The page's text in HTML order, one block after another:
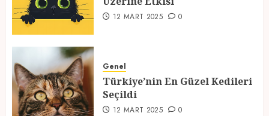
2
3
Seçildi
12 MART 2025 0
12 MART 2025 0
Genel
Türkiye’nin En Güzel Kedileri
Seçildi
12 MART 2025 0